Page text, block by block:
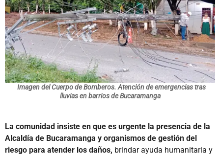
Imagen del Cuerpo de Bomberos. Atención de emergencias tras
lluvias en barrios de Bucaramanga
La comunidad insiste en que es urgente la presencia de la
Alcaldía de Bucaramanga y organismos de gestión del
riesgo para atender los daños, brindar ayuda humanitaria y